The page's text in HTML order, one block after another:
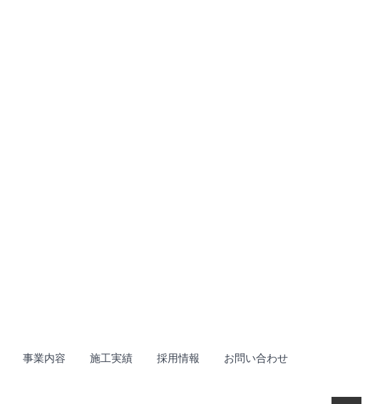
事業内容 施工実績 採用情報 お問い合わせ